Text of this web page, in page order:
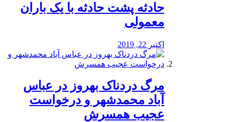
️حادثه پشت حادثه با یک باران
معمولی
اکتبر 22, 2019
مرگ دردناک بهروز در عباس
آباد محمدشهر و درخواست
عجیب همسرش